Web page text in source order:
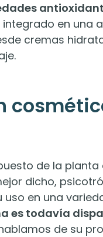
integrado en una
cremas
de la planta
dicho,
en una
es todavía
de su